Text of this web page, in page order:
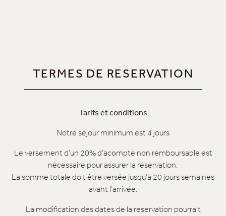
TERMES DE RESERVATION
Tarifs et conditions
Notre séjour minimum est 4 jours
Le versement d’un 20% d’acompte non remboursable est
nécessaire pour assurer la réservation.
La somme totale doit être versée jusqu’à 20 jours semaines
avant l’arrivée.
La modification des dates de la reservation pourrait